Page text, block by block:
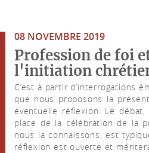
Connexion
08 NOVEMBRE 2019
Profession de foi
l'initiation
C’est à partir d’interrogations
que nous proposons la
éventuelle réflexion. Le
place de la célébration de la
nous la connaissons, est
réflexion est ouverte et